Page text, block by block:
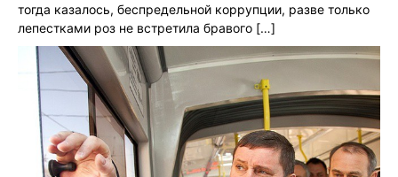
тогда казалось, беспредельной коррупции, разве только
лепестками роз не встретила бравого […]